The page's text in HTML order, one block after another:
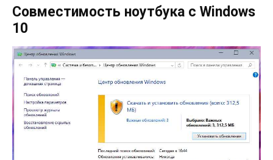
Совместимость ноутбука с Windows
10